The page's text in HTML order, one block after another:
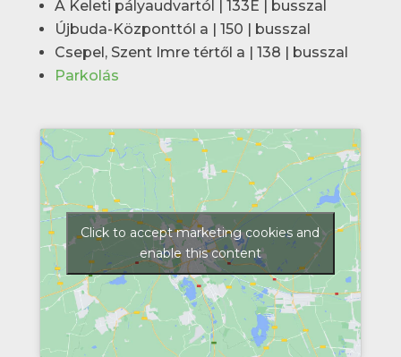
A Keleti pályaudvartól | 133E | busszal
Újbuda-Központtól a | 150 | busszal
Csepel, Szent Imre tértől a | 138 | busszal
Parkolás
Click to accept marketing cookies and
enable this content